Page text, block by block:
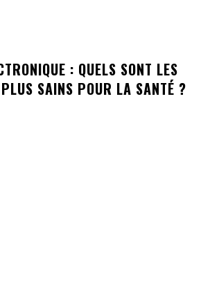
: QUELS SONT LES
SAINS POUR LA SANTÉ ?